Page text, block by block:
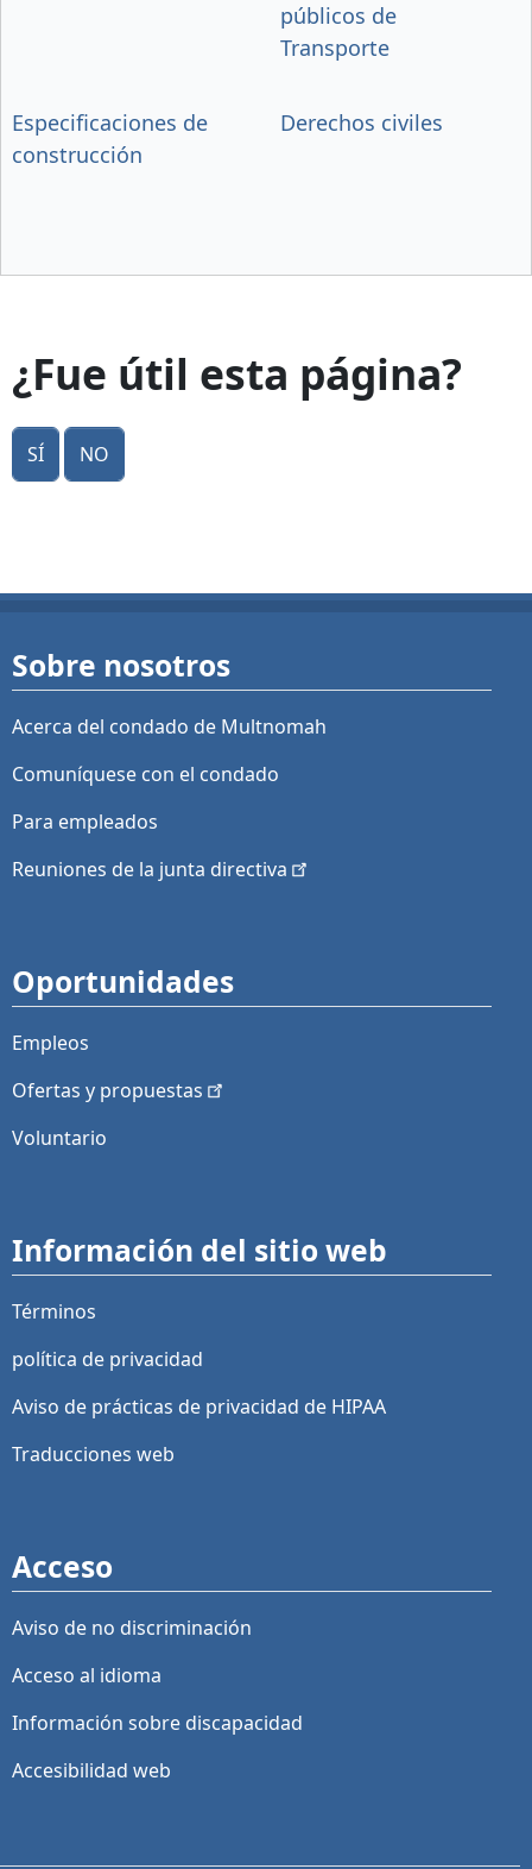
públicos de
Transporte
Especificaciones de
construcción
Derechos civiles
¿Fue útil esta página?
Sí No
Sobre nosotros
Acerca del condado de Multnomah
Comuníquese con el condado
Para empleados
Reuniones de la junta directiva
Oportunidades
Empleos
Ofertas y propuestas
Voluntario
Información del sitio web
Términos
política de privacidad
Aviso de prácticas de privacidad de HIPAA
Traducciones web
Acceso
Aviso de no discriminación
Acceso al idioma
Información sobre discapacidad
Accesibilidad web